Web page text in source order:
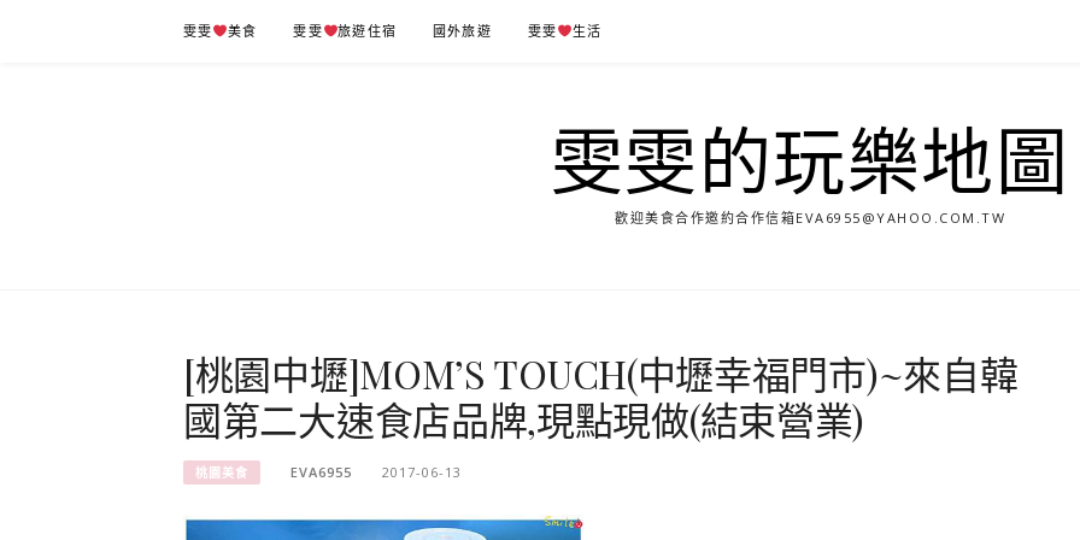
雯雯 美食 雯雯 旅遊住宿 國外旅遊 雯雯 生活
雯雯的玩樂地圖
歡迎美食合作邀約合作信箱EVA6955@YAHOO.COM.TW
[桃園中壢]MOM’S TOUCH(中壢幸福門市)~來自韓
國第二大速食店品牌,現點現做(結束營業)
桃園美食 EVA6955 2017-06-13